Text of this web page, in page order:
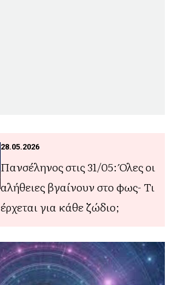
28.05.2026
Πανσέληνος στις 31/05: Όλες οι
αλήθειες βγαίνουν στο φως- Τι
έρχεται για κάθε ζώδιο;